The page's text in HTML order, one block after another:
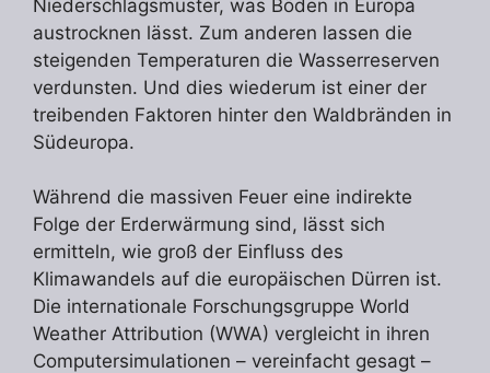
Niederschlagsmuster, was Böden in Europa
austrocknen lässt. Zum anderen lassen die
steigenden Temperaturen die Wasserreserven
verdunsten. Und dies wiederum ist einer der
treibenden Faktoren hinter den Waldbränden in
Südeuropa.
Während die massiven Feuer eine indirekte
Folge der Erderwärmung sind, lässt sich
ermitteln, wie groß der Einfluss des
Klimawandels auf die europäischen Dürren ist.
Die internationale Forschungsgruppe World
Weather Attribution (WWA) vergleicht in ihren
Computersimulationen – vereinfacht gesagt –